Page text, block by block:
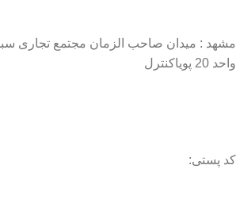
مشهد : میدان صاحب الزمان مجتمع تجاری
واحد 20 پویاکنترل
کد پستی: